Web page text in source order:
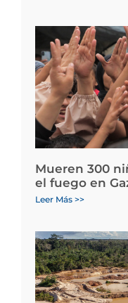
Mueren 300
el fuego en
Leer Más >>